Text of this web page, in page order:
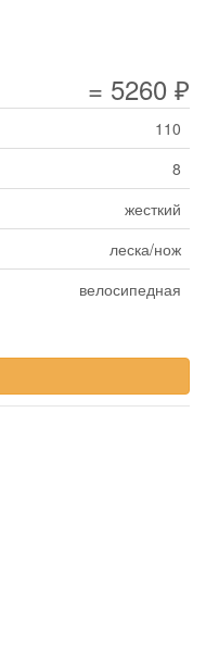
= 5260 ₽
110
8
жесткий
леска/нож
велосипедная